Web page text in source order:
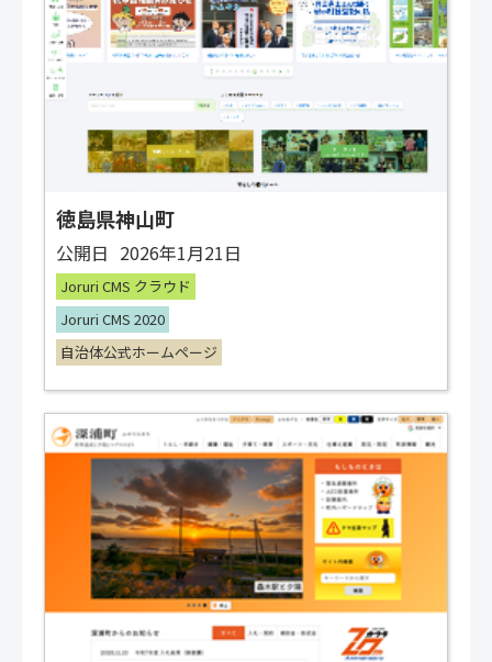
徳島県神山町
公開日 2026年1月21日
Joruri CMS クラウド
Joruri CMS 2020
自治体公式ホームページ